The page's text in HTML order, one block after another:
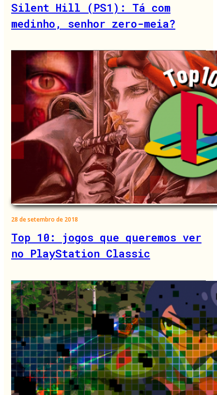
Silent Hill (PS1): Tá com
medinho, senhor zero-meia?
28 de setembro de 2018
Top 10: jogos que queremos ver
no PlayStation Classic